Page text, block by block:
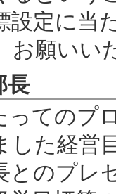
設定に当
お願いい
長
てのプ
した経営
とのプレ